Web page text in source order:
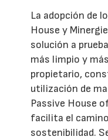
La adopción de
House y
solución a
más limpio y
propietario,
utilización de
Passive House
facilita el
sostenibilidad.